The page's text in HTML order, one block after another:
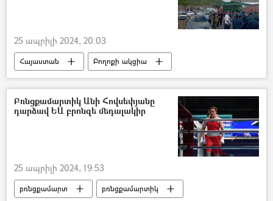
25 ապրիլի 2024, 20:03
Հայաստան
Բողոքի ակցիա
հետախուզում
Ներքին գործերի նախարարություն (ՆԳՆ)
Բռնցքամարտիկ Անի Հովսեփյանը
դարձավ ԵԱ բրոնզե մեդալակիր
25 ապրիլի 2024, 19:53
բռնցքամարտ
բռնցքամարտիկ